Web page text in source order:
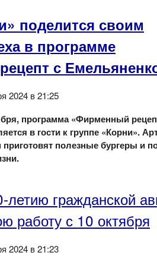
поделится своим
в программе
с
2024 в 21:25
программа «Фирменный
в гости к группе «Корни».
полезные бургеры и
летию гражданской
работу с 10 октября
2024 в 21:23